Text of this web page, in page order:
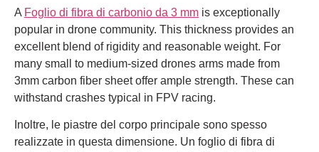
A Foglio di fibra di carbonio da 3 mm is exceptionally
popular in drone community. This thickness provides an
excellent blend of rigidity and reasonable weight. For
many small to medium-sized drones arms made from
3mm carbon fiber sheet offer ample strength. These can
withstand crashes typical in FPV racing.
Inoltre, le piastre del corpo principale sono spesso
realizzate in questa dimensione. Un foglio di fibra di